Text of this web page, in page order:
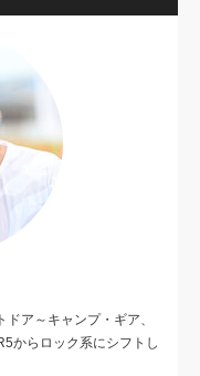
ア～キャンプ・ギア、
からロック系にシフトし